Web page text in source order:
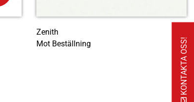
Zenith
Mot Beställning
KONTAKTA OSS!